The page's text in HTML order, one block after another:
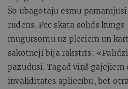
Šo ubagotāju esmu
rudens. Pēc skata solīds
mugursomu uz pleciem un
sākotnēji bija rakstīts:
pazudusi. Tagad viņš gājējiem
invaliditātes apliecību, bet